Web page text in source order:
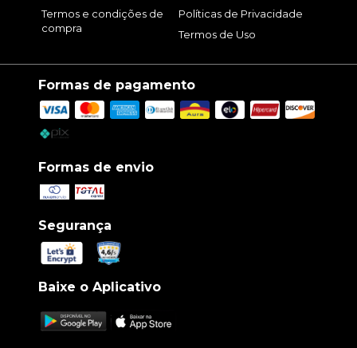
Termos e condições de
compra
Políticas de Privacidade
Termos de Uso
Formas de pagamento
Formas de envio
Segurança
Baixe o Aplicativo